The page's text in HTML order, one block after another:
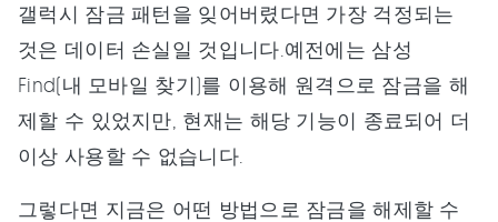
갤럭시 잠금 패턴을 잊어버렸다면 가장 걱정되는
것은 데이터 손실일 것입니다.예전에는 삼성
Find(내 모바일 찾기)를 이용해 원격으로 잠금을 해
제할 수 있었지만, 현재는 해당 기능이 종료되어 더
이상 사용할 수 없습니다.
그렇다면 지금은 어떤 방법으로 잠금을 해제할 수